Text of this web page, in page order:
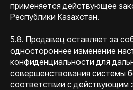
применяется действующее
Республики Казахстан.
5.8. Продавец оставляет за
одностороннее изменение
конфиденциальности для
совершенствования системы
соответствии с действующим